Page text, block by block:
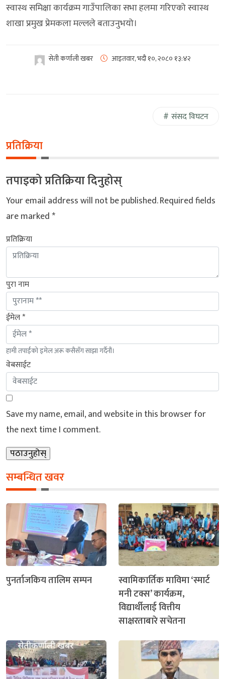
स्वास्थ समिक्षा कार्यक्रम गाउँपालिका सभा हलमा गरिएको स्वास्थ
शाखा प्रमुख प्रेमकला मल्लले बताउनुभयो।
सेती कर्णाली खबर आइतवार, भदौ १०, २०८० १३:४२
संसद विघटन
प्रतिक्रिया
तपाइको प्रतिक्रिया दिनुहोस्
Your email address will not be published.Required fields
are marked*
प्रतिक्रिया
पुरा नाम
ईमेल *
हामी तपाईंको इमेल अरू कसैसँग साझा गर्दैनौं।
वेबसाईट
Save my name, email, and website in this browser for
the next time I comment.
सम्बन्धित खवर
पुनर्ताजकिय तालिम सम्पन
स्वामिकार्तिक माविमा ‘स्मार्ट
मनी टक्स’ कार्यक्रम,
विद्यार्थीलाई वित्तीय
साक्षरताबारे सचेतना